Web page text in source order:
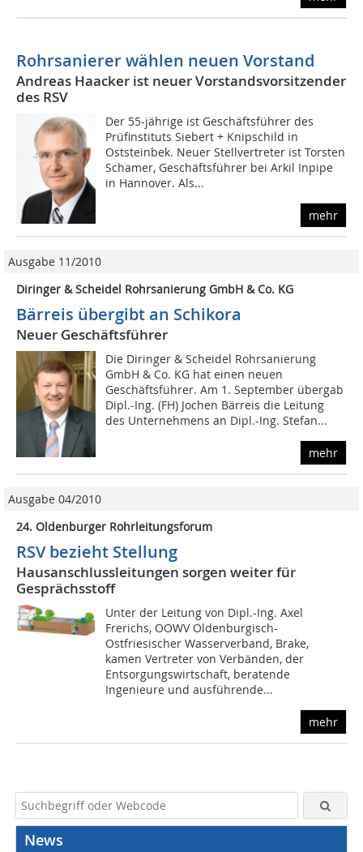
Rohrsanierer wählen neuen Vorstand
Andreas Haacker ist neuer Vorstandsvorsitzender
des RSV
Der 55-jährige ist Geschäftsführer des
Prüfinstituts Siebert + Knipschild in
Oststeinbek. Neuer Stellvertreter ist Torsten
Schamer, Geschäftsführer bei Arkil Inpipe
in Hannover. Als...
mehr
Ausgabe 11/2010
Diringer & Scheidel Rohrsanierung GmbH & Co. KG
Bärreis übergibt an Schikora
Neuer Geschäftsführer
Die Diringer & Scheidel Rohrsanierung
GmbH & Co. KG hat einen neuen
Geschäftsführer. Am 1. September übergab
Dipl.-Ing. (FH) Jochen Bärreis die Leitung
des Unternehmens an Dipl.-Ing. Stefan...
mehr
Ausgabe 04/2010
24. Oldenburger Rohrleitungsforum
RSV bezieht Stellung
Hausanschlussleitungen sorgen weiter für
Gesprächsstoff
Unter der Leitung von Dipl.-Ing. Axel
Frerichs, OOWV Oldenburgisch-
Ostfriesischer Wasserverband, Brake,
kamen Vertreter von Verbänden, der
Entsorgungswirtschaft, beratende
Ingenieure und ausführende...
mehr
News